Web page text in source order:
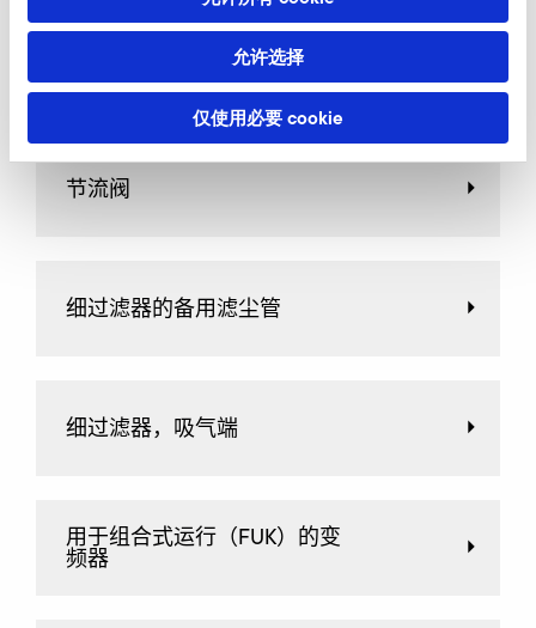
允许选择
仅使用必要 cookie
节流阀
细过滤器的备用滤尘管
细过滤器，吸气端
用于组合式运行（FUK）的变
频器